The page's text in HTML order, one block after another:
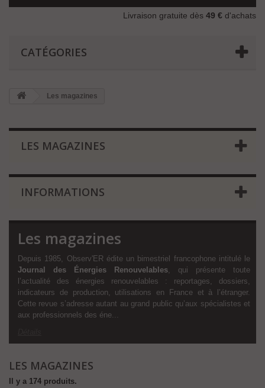
Livraison gratuite dès 49 € d'achats
CATÉGORIES
Les magazines
LES MAGAZINES
INFORMATIONS
Les magazines
Depuis 1985, Observ'ER édite un bimestriel francophone intitulé le
Journal des Énergies Renouvelables, qui présente toute
l’actualité des énergies renouvelables : reportages, dossiers,
indicateurs de production, utilisations en France et à l’étranger.
Cette revue s’adresse autant au grand public qu’aux spécialistes et
aux professionnels des éne...
LES MAGAZINES
Il y a 174 produits.